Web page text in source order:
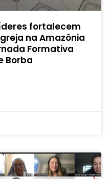
fortalecem
na Amazônia
Formativa
Borba